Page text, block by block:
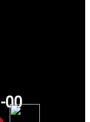
00